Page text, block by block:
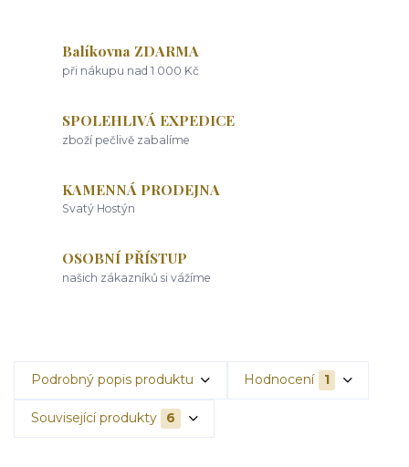
Balíkovna ZDARMA
při nákupu nad 1 000 Kč
SPOLEHLIVÁ EXPEDICE
zboží pečlivě zabalíme
KAMENNÁ PRODEJNA
Svatý Hostýn
OSOBNÍ PŘÍSTUP
našich zákazníků si vážíme
Podrobný popis produktu Hodnocení 1
Související produkty 6